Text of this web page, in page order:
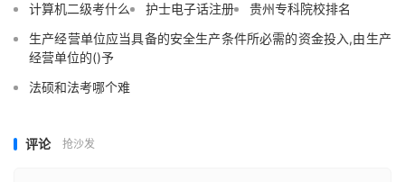
计算机二级考什么
护士电子话注册
贵州专科院校排名
生产经营单位应当具备的安全生产条件所必需的资金投入,由生产
经营单位的()予
法硕和法考哪个难
评论 抢沙发